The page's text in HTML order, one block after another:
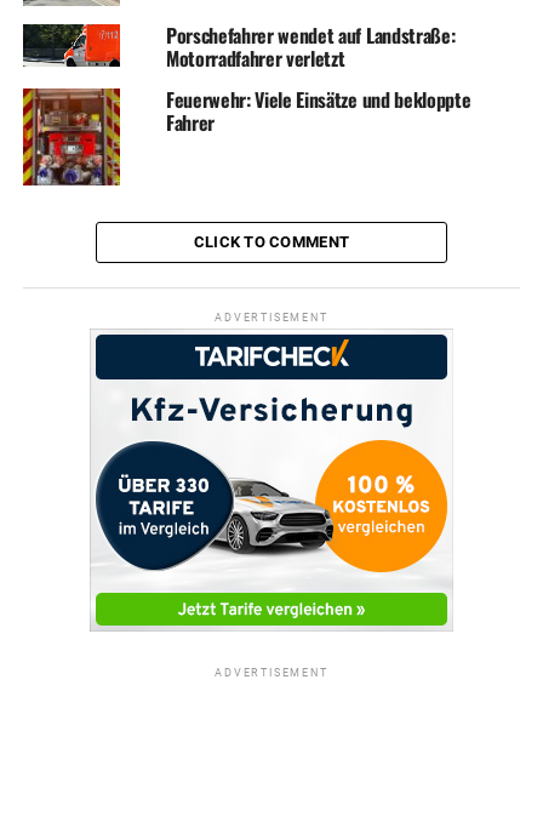
Porschefahrer wendet auf Landstraße:
Motorradfahrer verletzt
Feuerwehr: Viele Einsätze und bekloppte
Fahrer
CLICK TO COMMENT
ADVERTISEMENT
ADVERTISEMENT